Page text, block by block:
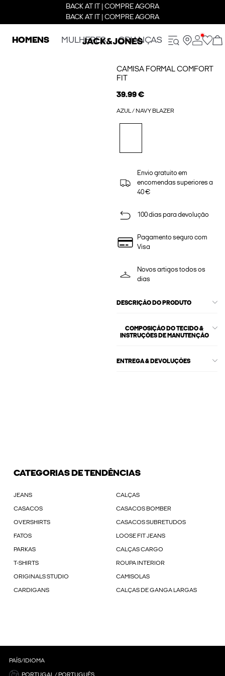
BACK AT IT | COMPRE AGORA
BACK AT IT | COMPRE AGORA
HOMENS MULHERES CRIANÇAS
CAMISA FORMAL COMFORT
FIT
39.99 €
AZUL / NAVY BLAZER
Envio gratuito em
encomendas superiores a
40 €
100 dias para devolução
Pagamento seguro com
Visa
Novos artigos todos os
dias
DESCRIÇÃO DO PRODUTO
COMPOSIÇÃO DO TECIDO &
INSTRUÇÕES DE MANUTENÇÃO
ENTREGA & DEVOLUÇÕES
CATEGORIAS DE TENDÊNCIAS
JEANS CALÇAS
CASACOS CASACOS BOMBER
OVERSHIRTS CASACOS SUBRETUDOS
FATOS LOOSE FIT JEANS
PARKAS CALÇAS CARGO
T-SHIRTS ROUPA INTERIOR
ORIGINALS STUDIO CAMISOLAS
CARDIGANS CALÇAS DE GANGA LARGAS
PAÍS/IDIOMA